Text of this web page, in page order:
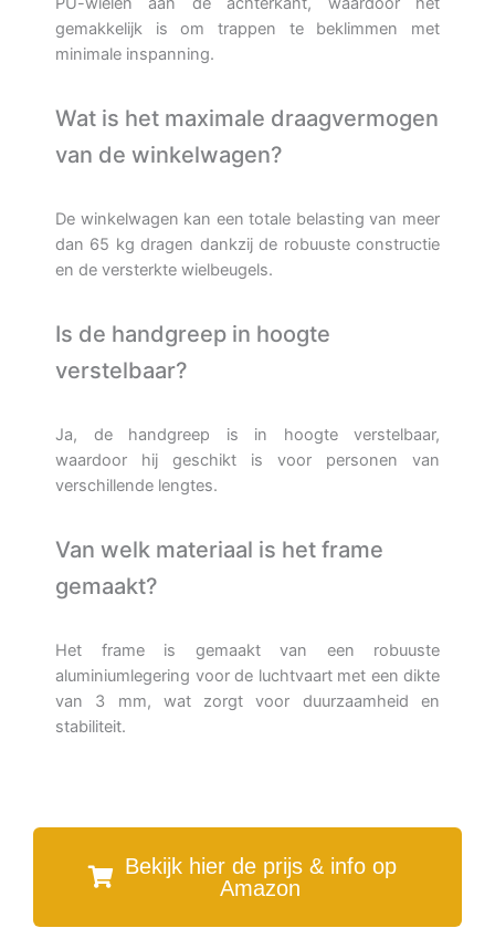
gemakkelijk is om trappen te beklimmen met
minimale inspanning.
Wat is het maximale draagvermogen
van de winkelwagen?
De winkelwagen kan een totale belasting van meer
dan 65 kg dragen dankzij de robuuste constructie
en de versterkte wielbeugels.
Is de handgreep in hoogte
verstelbaar?
Ja, de handgreep is in hoogte verstelbaar,
waardoor hij geschikt is voor personen van
verschillende lengtes.
Van welk materiaal is het frame
gemaakt?
Het frame is gemaakt van een robuuste
aluminiumlegering voor de luchtvaart met een dikte
van 3 mm, wat zorgt voor duurzaamheid en
stabiliteit.
Bekijk hier de prijs & info op
Amazon